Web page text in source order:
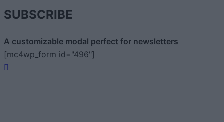
SUBSCRIBE
A customizable modal perfect for newsletters
[mc4wp_form id="496"]